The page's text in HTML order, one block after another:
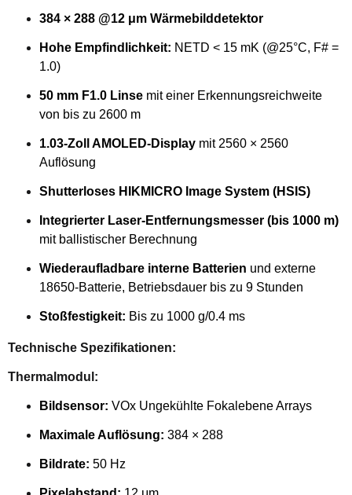
384 × 288 @12 μm Wärmebilddetektor
Hohe Empfindlichkeit: NETD < 15 mK (@25°C, F# =
1.0)
50 mm F1.0 Linse mit einer Erkennungsreichweite
von bis zu 2600 m
1.03-Zoll AMOLED-Display mit 2560 × 2560
Auflösung
Shutterloses HIKMICRO Image System (HSIS)
Integrierter Laser-Entfernungsmesser (bis 1000 m)
mit ballistischer Berechnung
Wiederaufladbare interne Batterien und externe
18650-Batterie, Betriebsdauer bis zu 9 Stunden
Stoßfestigkeit: Bis zu 1000 g/0.4 ms
Technische Spezifikationen:
Thermalmodul:
Bildsensor: VOx Ungekühlte Fokalebene Arrays
Maximale Auflösung: 384 × 288
Bildrate: 50 Hz